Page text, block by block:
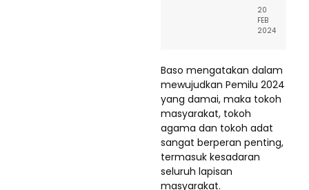
20
FEB
2024
Baso mengatakan dalam
mewujudkan Pemilu 2024
yang damai, maka tokoh
masyarakat, tokoh
agama dan tokoh adat
sangat berperan penting,
termasuk kesadaran
seluruh lapisan
masyarakat.